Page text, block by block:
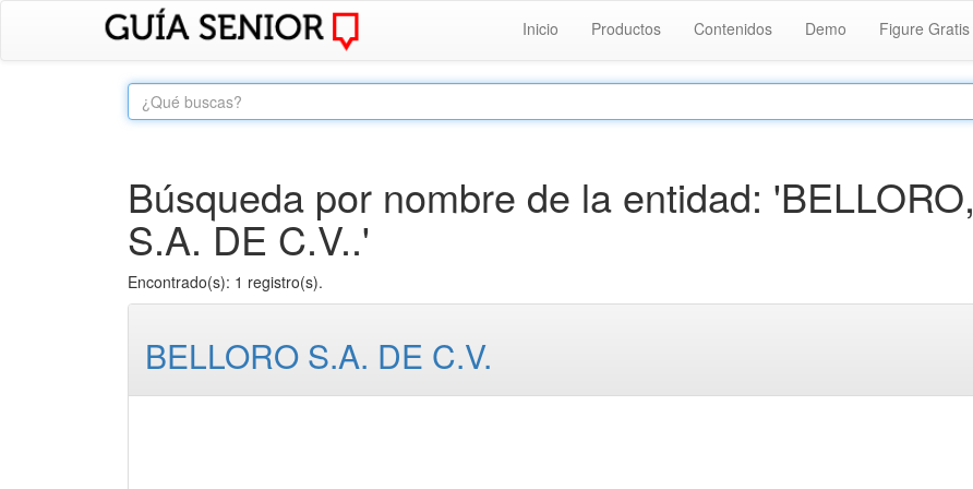
Inicio Productos Contenidos Demo Figure Gratis
Búsqueda por nombre de la entidad: 'BELLORO,
S.A. DE C.V..'
Encontrado(s): 1 registro(s).
BELLORO S.A. DE C.V.